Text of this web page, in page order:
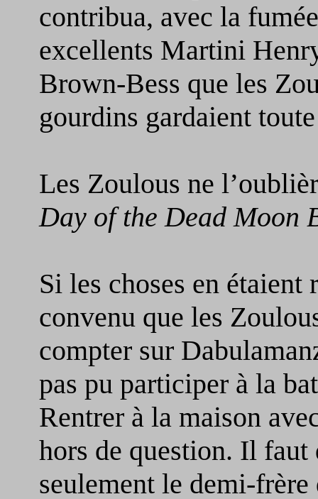
contribua, avec la
excellents Martini
Brown-Bess que les
gourdins gardaient
Les Zoulous ne
Day of the Dead Moon
Si les choses en
convenu que les
compter sur
pas pu participer à la
Rentrer à la maison
hors de question. Il
seulement le demi-